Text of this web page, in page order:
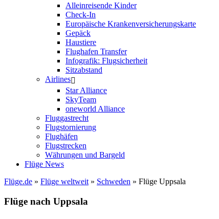
Alleinreisende Kinder
Check-In
Europäische Krankenversicherungskarte
Gepäck
Haustiere
Flughafen Transfer
Infografik: Flugsicherheit
Sitzabstand
Airlines
Star Alliance
SkyTeam
oneworld Alliance
Fluggastrecht
Flugstornierung
Flughäfen
Flugstrecken
Währungen und Bargeld
Flüge News
Flüge.de » Flüge weltweit » Schweden » Flüge Uppsala
Flüge nach Uppsala